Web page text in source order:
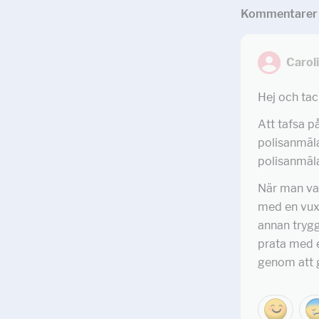
Kommentarer
Hej och
Att tafsa
När man
med en
annan
prata med
genom att